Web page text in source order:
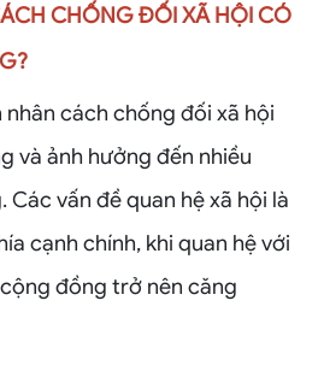
CHỐNG ĐỐI XÃ HỘI CÓ
cách chống đối xã hội
và ảnh hưởng đến nhiều
vấn đề quan hệ xã hội là
cạnh chính, khi quan hệ với
đồng trở nên căng